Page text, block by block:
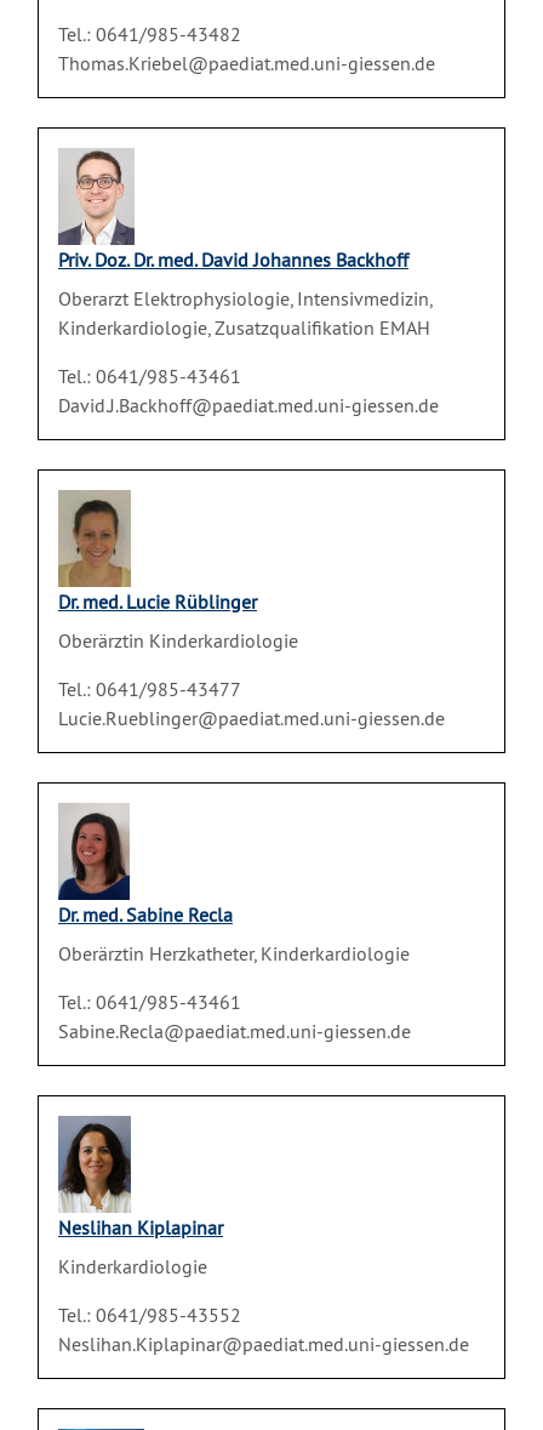
Tel.: 0641/985-43482
Thomas.Kriebel@paediat.med.uni-giessen.de
Priv. Doz. Dr. med. David Johannes Backhoff
Oberarzt Elektrophysiologie, Intensivmedizin,
Kinderkardiologie, Zusatzqualifikation EMAH
Tel.: 0641/985-43461
David.J.Backhoff@paediat.med.uni-giessen.de
Dr. med. Lucie Rüblinger
Oberärztin Kinderkardiologie
Tel.: 0641/985-43477
Lucie.Rueblinger@paediat.med.uni-giessen.de
Dr. med. Sabine Recla
Oberärztin Herzkatheter, Kinderkardiologie
Tel.: 0641/985-43461
Sabine.Recla@paediat.med.uni-giessen.de
Neslihan Kiplapinar
Kinderkardiologie
Tel.: 0641/985-43552
Neslihan.Kiplapinar@paediat.med.uni-giessen.de